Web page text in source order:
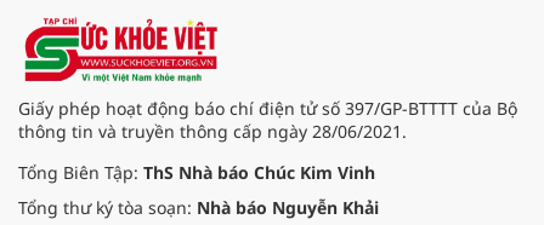
Giấy phép hoạt động báo chí điện tử số 397/GP-BTTTT của Bộ
thông tin và truyền thông cấp ngày 28/06/2021.
Tổng Biên Tập: ThS Nhà báo Chúc Kim Vinh
Tổng thư ký tòa soạn: Nhà báo Nguyễn Khải